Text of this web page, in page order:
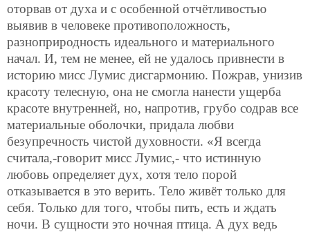
оторвав от духа и с особенной отчётливостью
выявив в человеке противоположность,
разноприродность идеального и материального
начал. И, тем не менее, ей не удалось привнести в
историю мисс Лумис дисгармонию. Пожрав, унизив
красоту телесную, она не смогла нанести ущерба
красоте внутренней, но, напротив, грубо содрав все
материальные оболочки, придала любви
безупречность чистой духовности. «Я всегда
считала,-говорит мисс Лумис,- что истинную
любовь определяет дух, хотя тело порой
отказывается в это верить. Тело живёт только для
себя. Только для того, чтобы пить, есть и ждать
ночи. В сущности это ночная птица. А дух ведь